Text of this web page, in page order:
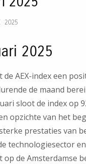
2025
2025
AEX-index een
de maand
sloot de index op
opzichte van het
prestaties van
technologiesector
de Amsterdamse